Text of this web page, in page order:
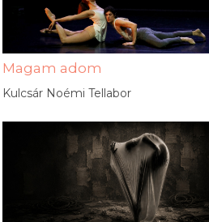
Magam adom
Kulcsár Noémi Tellabor